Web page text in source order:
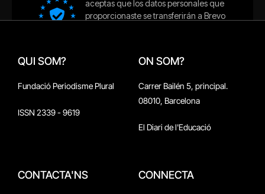
QUI SOM?
Fundació Periodisme Plural
ISSN 2339 - 9619
ON SOM?
Carrer Bailén 5, principal.
08010, Barcelona
El Diari de l'Educació
CONTACTA'NS CONNECTA